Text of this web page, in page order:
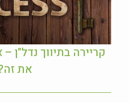
קריירה בתיווך נדל"ן
את